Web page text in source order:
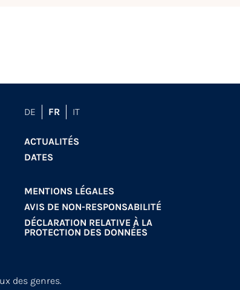
DE FR IT
ACTUALITÉS
DATES
MENTIONS LÉGALES
AVIS DE NON-RESPONSABILITÉ
DÉCLARATION RELATIVE À LA
PROTECTION DES DONNÉES
des genres.